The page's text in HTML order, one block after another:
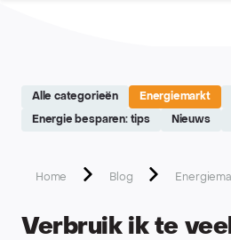
Alle categorieën Energiemarkt
Energie besparen: tips Nieuws
Home Blog
Verbruik ik te